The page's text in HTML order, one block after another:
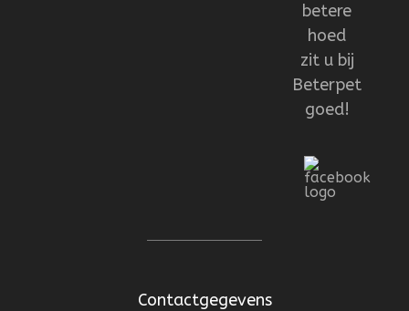
betere
hoed
zit u bij
Beterpet
goed!
Contactgegevens